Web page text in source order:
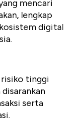
mencari
lengkap
digital
risiko tinggi
serta